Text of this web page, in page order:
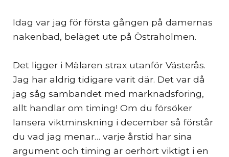
Idag var jag för första gången på damernas
nakenbad, beläget ute på Östraholmen.
Det ligger i Mälaren strax utanför Västerås.
Jag har aldrig tidigare varit där. Det var då
jag såg sambandet med marknadsföring,
allt handlar om timing! Om du försöker
lansera viktminskning i december så förstår
du vad jag menar… varje årstid har sina
argument och timing är oerhört viktigt i en